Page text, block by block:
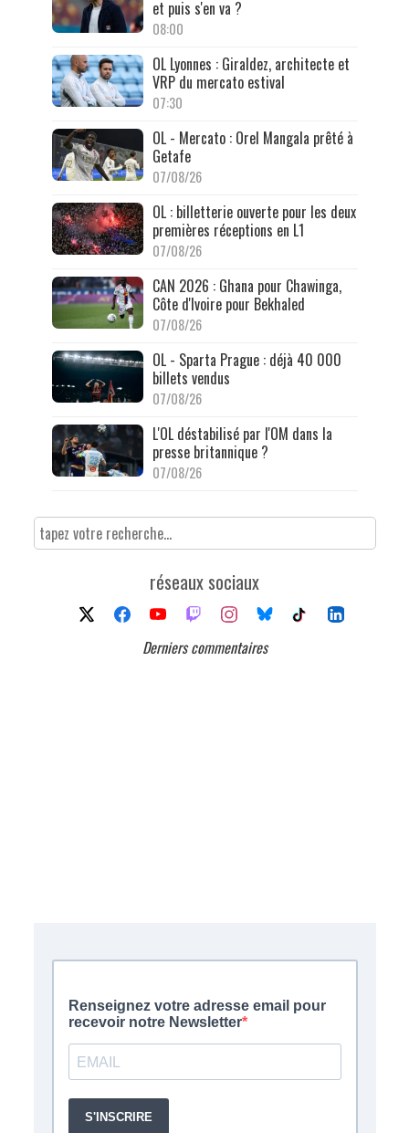
et puis s'en va ?
08:00
OL Lyonnes : Giraldez, architecte et
VRP du mercato estival
07:30
OL - Mercato : Orel Mangala prêté à
Getafe
07/08/26
OL : billetterie ouverte pour les deux
premières réceptions en L1
07/08/26
CAN 2026 : Ghana pour Chawinga,
Côte d'Ivoire pour Bekhaled
07/08/26
OL - Sparta Prague : déjà 40 000
billets vendus
07/08/26
L'OL déstabilisé par l'OM dans la
presse britannique ?
07/08/26
réseaux sociaux
Derniers commentaires